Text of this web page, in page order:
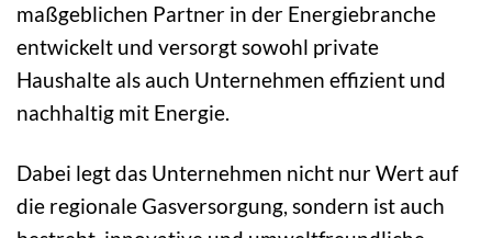
maßgeblichen Partner in der Energiebranche
entwickelt und versorgt sowohl private
Haushalte als auch Unternehmen effizient und
nachhaltig mit Energie.
Dabei legt das Unternehmen nicht nur Wert auf
die regionale Gasversorgung, sondern ist auch